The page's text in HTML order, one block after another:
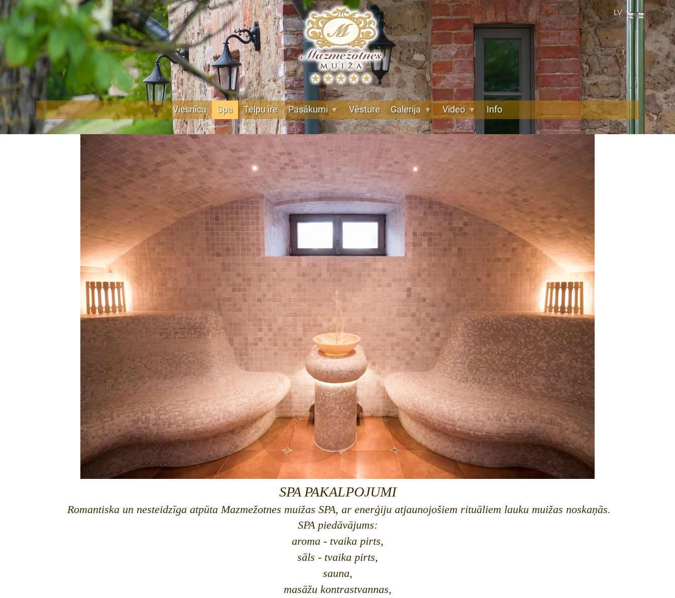
LV
Viesnīca Spa Telpu īre Pasākumi Vēsture Galerija Video Info
SPA PAKALPOJUMI
Romantiska un nesteidzīga atpūta Mazmežotnes muižas SPA, ar enerģiju atjaunojošiem rituāliem lauku muižas noskaņās.
SPA piedāvājums:
aroma - tvaika pirts,
sāls - tvaika pirts,
sauna,
masāžu kontrastvannas,